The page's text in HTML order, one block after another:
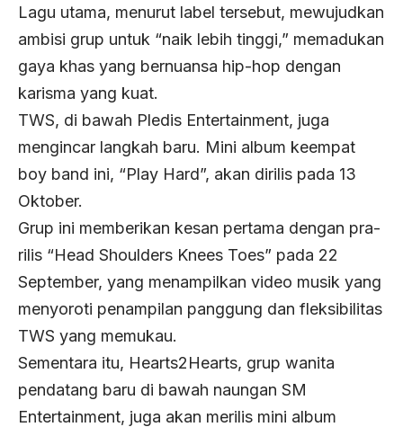
Lagu utama, menurut label tersebut, mewujudkan
ambisi grup untuk “naik lebih tinggi,” memadukan
gaya khas yang bernuansa hip-hop dengan
karisma yang kuat.
TWS, di bawah Pledis Entertainment, juga
mengincar langkah baru. Mini album keempat
boy band ini, “Play Hard”, akan dirilis pada 13
Oktober.
Grup ini memberikan kesan pertama dengan pra-
rilis “Head Shoulders Knees Toes” pada 22
September, yang menampilkan video musik yang
menyoroti penampilan panggung dan fleksibilitas
TWS yang memukau.
Sementara itu, Hearts2Hearts, grup wanita
pendatang baru di bawah naungan SM
Entertainment, juga akan merilis mini album